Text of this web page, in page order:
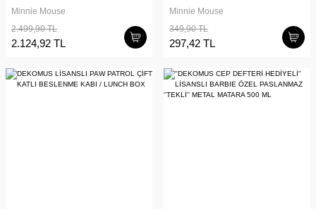
KALEM VE KALEMTRAŞ
Minnie Mouse
2.499,90 TL
2.124,92 TL
SİLGİ KIRTASİYE SETİ
Minnie Mouse
349,90 TL
297,42 TL